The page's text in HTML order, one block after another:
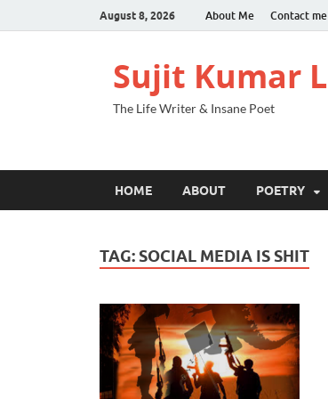
August 8, 2026 About Me Contact me
Sujit Kumar
The Life Writer & Insane Poet
HOME ABOUT POETRY
TAG: SOCIAL MEDIA IS SHIT